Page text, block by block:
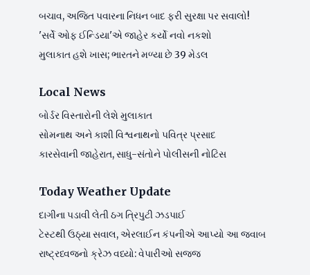
બચાવ, અજિત પવારના નિધન બાદ ફરી સુરક્ષા પર સવાલો!
'સર્વે ઓફ ઈન્ડિયા'એ જાહેર કર્યો નવો નકશો
મુલાકાત હશે ખાસ; ભારતને મળ્યા છે 39 મેડલ
Local News
બોર્ડર વિસ્તારોની લેશે મુલાકાત
સોમનાથ અને કાશી વિશ્વનાથનો પવિત્ર પ્રસાદ
કારસેવાની જાહેરાત, સાધુ-સંતોને પોલીસની નોટિસ
Today Weather Update
દાગીના પડાવી લેતી ઠગ ત્રિપુટી ઝડપાઈ
ટેસ્ટથી ઉઠ્યા સવાલ, એરલાઈન કંપનીએ આપ્યો આ જવાબ
રાષ્ટ્રધ્વજનો ક્રેઝ વધ્યો: વેપારીઓ સજ્જ